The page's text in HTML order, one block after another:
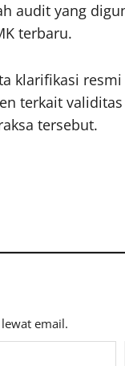
audit yang
terbaru.
klarifikasi
terkait
tersebut.
email.